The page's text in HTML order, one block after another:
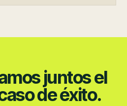
juntos el
de éxito.